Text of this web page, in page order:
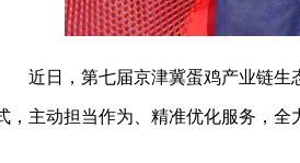
近日，第七届京津冀蛋鸡产业链生
，主动担当作为、精准优化服务，全